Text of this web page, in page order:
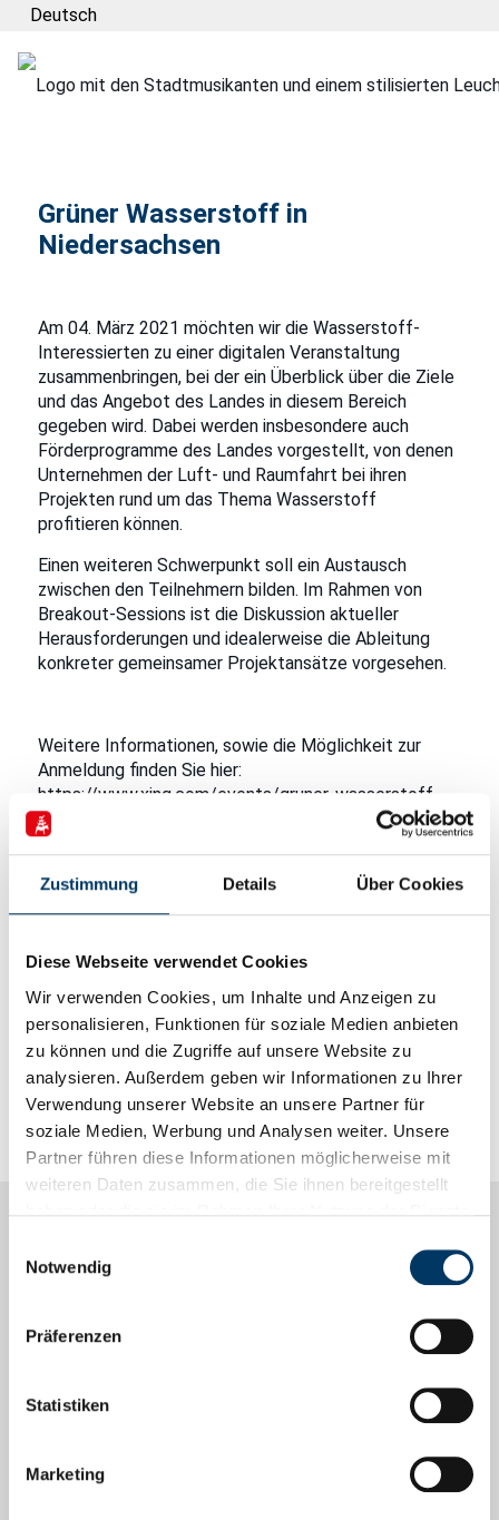
Zustimmung Details Über Cookies
Diese Webseite verwendet Cookies
Wir verwenden Cookies, um Inhalte und Anzeigen zu
personalisieren, Funktionen für soziale Medien anbieten
zu können und die Zugriffe auf unsere Website zu
analysieren. Außerdem geben wir Informationen zu Ihrer
Verwendung unserer Website an unsere Partner für
soziale Medien, Werbung und Analysen weiter. Unsere
Partner führen diese Informationen möglicherweise mit
weiteren Daten zusammen, die Sie ihnen bereitgestellt
Notwendig
Präferenzen
Statistiken
Marketing
Deutsch
Grüner Wasserstoff in
Niedersachsen
Am 04. März 2021 möchten wir die Wasserstoff-
Interessierten zu einer digitalen Veranstaltung
zusammenbringen, bei der ein Überblick über die Ziele
und das Angebot des Landes in diesem Bereich
gegeben wird. Dabei werden insbesondere auch
Förderprogramme des Landes vorgestellt, von denen
Unternehmen der Luft- und Raumfahrt bei ihren
Projekten rund um das Thema Wasserstoff
profitieren können.
Einen weiteren Schwerpunkt soll ein Austausch
zwischen den Teilnehmern bilden. Im Rahmen von
Breakout-Sessions ist die Diskussion aktueller
Herausforderungen und idealerweise die Ableitung
konkreter gemeinsamer Projektansätze vorgesehen.
Weitere Informationen, sowie die Möglichkeit zur
Anmeldung finden Sie hier:
https://www.xing.com/events/gruner-wasserstoff-
niedersachsen-3302527
4. März 2021
14:00 bis 15:30 Uhr